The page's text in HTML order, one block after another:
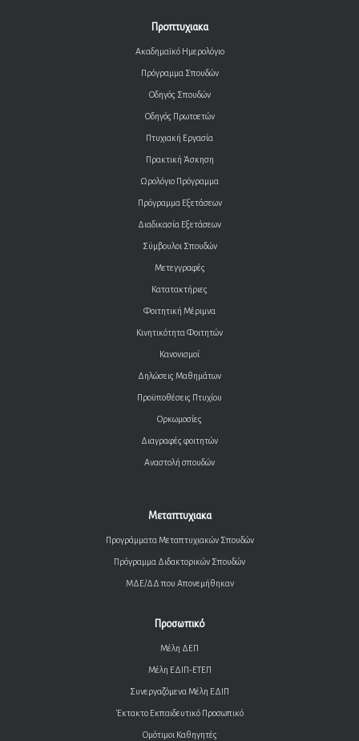
Προπτυχιακα
Ακαδημαϊκό Ημερολόγιο
Πρόγραμμα Σπουδών
Οδηγός Σπουδών
Οδηγός Πρωτοετών
Πτυχιακή Εργασία
Πρακτική Άσκηση
Ωρολόγιο Πρόγραμμα
Πρόγραμμα Εξετάσεων
Διαδικασία Εξετάσεων
Σύμβουλοι Σπουδών
Μετεγγραφές
Κατατακτήριες
Φοιτητική Μέριμνα
Κινητικότητα Φοιτητών
Κανονισμοί
Δηλώσεις Μαθημάτων
Προϋποθέσεις Πτυχίου
Ορκωμοσίες
Διαγραφές φοιτητών
Αναστολή σπουδών
Μεταπτυχιακα
Προγράμματα Μεταπτυχιακών Σπουδών
Πρόγραμμα Διδακτορικών Σπουδών
ΜΔΕ/ΔΔ που Απονεμήθηκαν
Προσωπικό
Μέλη ΔΕΠ
Μέλη ΕΔΙΠ-ΕΤΕΠ
Συνεργαζόμενα Μέλη ΕΔΙΠ
Έκτακτο Εκπαιδευτικό Προσωπικό
Ομότιμοι Καθηγητές